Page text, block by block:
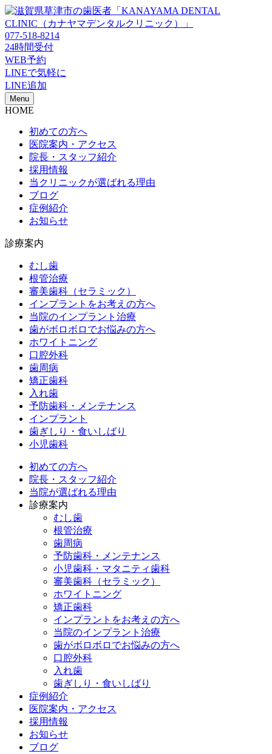
077-518-8214
24時間受付
WEB予約
LINEで気軽に
LINE追加
Menu
HOME
初めての方へ
医院案内・アクセス
院長・スタッフ紹介
採用情報
当クリニックが選ばれる理由
ブログ
症例紹介
お知らせ
診療案内
むし歯
根管治療
審美歯科（セラミック）
インプラントをお考えの方へ
当院のインプラント治療
歯がボロボロでお悩みの方へ
ホワイトニング
口腔外科
歯周病
矯正歯科
入れ歯
予防歯科・メンテナンス
インプラント
歯ぎしり・食いしばり
小児歯科
初めての方へ
院長・スタッフ紹介
当院が選ばれる理由
診療案内
むし歯
根管治療
歯周病
予防歯科・メンテナンス
小児歯科・マタニティ歯科
審美歯科（セラミック）
ホワイトニング
矯正歯科
インプラントをお考えの方へ
当院のインプラント治療
歯がボロボロでお悩みの方へ
口腔外科
入れ歯
歯ぎしり・食いしばり
症例紹介
医院案内・アクセス
採用情報
お知らせ
ブログ